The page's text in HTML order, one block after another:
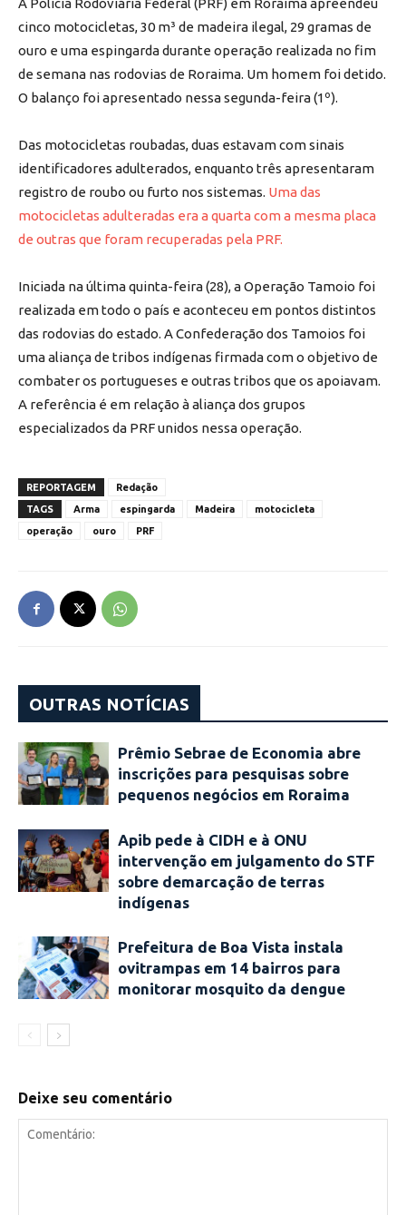
A Polícia Rodoviária Federal (PRF) em Roraima apreendeu
cinco motocicletas, 30 m³ de madeira ilegal, 29 gramas de
ouro e uma espingarda durante operação realizada no fim
de semana nas rodovias de Roraima. Um homem foi detido.
O balanço foi apresentado nessa segunda-feira (1º).
Das motocicletas roubadas, duas estavam com sinais
identificadores adulterados, enquanto três apresentaram
registro de roubo ou furto nos sistemas. Uma das
motocicletas adulteradas era a quarta com a mesma placa
de outras que foram recuperadas pela PRF.
Iniciada na última quinta-feira (28), a Operação Tamoio foi
realizada em todo o país e aconteceu em pontos distintos
das rodovias do estado. A Confederação dos Tamoios foi
uma aliança de tribos indígenas firmada com o objetivo de
combater os portugueses e outras tribos que os apoiavam.
A referência é em relação à aliança dos grupos
especializados da PRF unidos nessa operação.
REPORTAGEM
Redação
TAGS
Arma espingarda Madeira
motocicleta
operação
ouro PRF
OUTRAS NOTÍCIAS
Prêmio Sebrae de Economia abre
inscrições para pesquisas sobre
pequenos negócios em Roraima
Apib pede à CIDH e à ONU
intervenção em julgamento do STF
sobre demarcação de terras
indígenas
Prefeitura de Boa Vista instala
ovitrampas em 14 bairros para
monitorar mosquito da dengue
Deixe seu comentário